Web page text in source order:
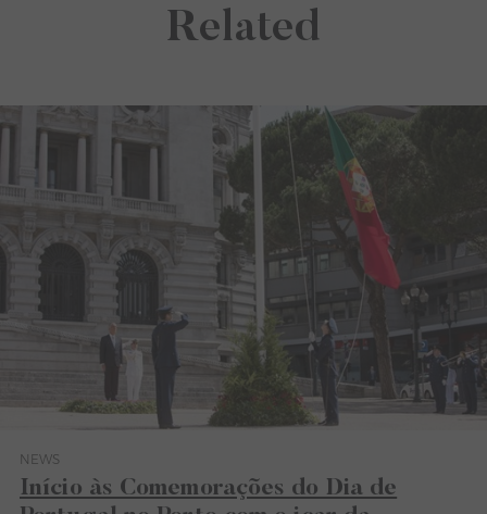
Related
Category News
NEWS
Início às Comemorações do Dia de